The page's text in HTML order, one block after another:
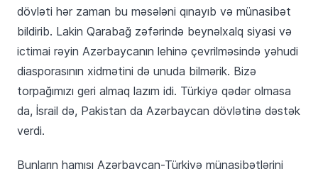
dövləti hər zaman bu məsələni qınayıb və münasibət
bildirib. Lakin Qarabağ zəfərində beynəlxalq siyasi və
ictimai rəyin Azərbaycanın lehinə çevrilməsində yəhudi
diasporasının xidmətini də unuda bilmərik. Bizə
torpağımızı geri almaq lazım idi. Türkiyə qədər olmasa
da, İsrail də, Pakistan da Azərbaycan dövlətinə dəstək
verdi.
Bunların hamısı Azərbaycan-Türkiyə münasibətlərini